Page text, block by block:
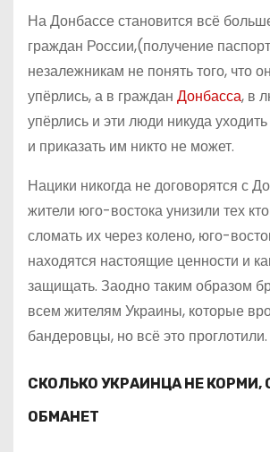
На Донбассе становится всё
граждан России,(получение
незалежникам не понять того, что
упёрлись, а в граждан Донбасса, в
упёрлись и эти люди никуда
и приказать им никто не может.
Нацики никогда не договорятся с
жители юго-востока унизили тех
сломать их через колено, юго-
находятся настоящие ценности и
защищать. Заодно таким образом
всем жителям Украины, которые
бандеровцы, но всё это проглотили.
СКОЛЬКО УКРАИНЦА НЕ КОРМИ,
ОБМАНЕТ